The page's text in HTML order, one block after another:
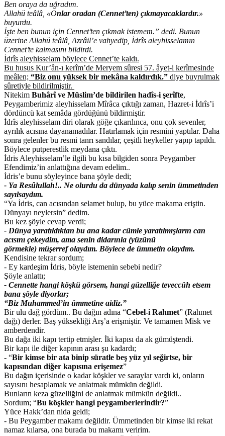
Ben oraya da uğradım.
Allahü teâlâ, «Onlar oradan (Cennet’ten) çıkmayacaklardır.»
buyurdu.
İşte ben bunun için Cennet’ten çıkmak istemem.” dedi. Bunun
üzerine Allahü teâlâ, Azrâil’e vahyedip, İdrîs aleyhisselamın
Cennet’te kalmasını bildirdi.
İdrîs aleyhisselam böylece Cennet’te kaldı.
Bu husus Kur’ân-ı kerîm’de Meryem sûresi 57. âyet-i kerîmesinde
meâlen; “Biz onu yüksek bir mekâna kaldırdık.” diye buyrulmak
sûretiyle bildirilmiştir.
Nitekim Buhârî ve Müslim’de bildirilen hadîs-i şerîfte,
Peygamberimiz aleyhisselam Mîrâca çıktığı zaman, Hazret-i İdrîs’i
dördüncü kat semâda gördüğünü bildirmiştir.
İdrîs aleyhisselam diri olarak göğe çıkarılınca, onu çok sevenler,
ayrılık acısına dayanamadılar. Hatırlamak için resmini yaptılar. Daha
sonra gelenler bu resmi tanrı sandılar, çeşitli heykeller yapıp tapıldı.
Böylece putperestlik meydana çıktı.
İdris Aleyhisselam’le ilgili bu kısa bilgiden sonra Peygamber
Efendimiz’in anlattığına devam edelim..
İdris’e bunu söyleyince bana şöyle dedi;
- Ya Resûlullah!.. Ne olurdu da dünyada kalıp senin ümmetinden
sayılsaydım.
“Ya İdris, can acısından selamet bulup, bu yüce makama eriştin.
Dünyayı neylersin” dedim.
Bu kez şöyle cevap verdi;
- Dünya yaratıldıktan bu ana kadar cümle yaratılmışların can
acısını çekeydim, ama senin didarınla (yüzünü
görmekle) müşerref olaydım. Böylece de ümmetin olaydım.
Kendisine tekrar sordum;
- Ey kardeşim İdris, böyle istemenin sebebi nedir?
Şöyle anlattı;
- Cennette hangi köşkü görsem, hangi güzelliğe teveccüh etsem
bana şöyle diyorlar;
“Biz Muhammed’in ümmetine aidiz.”
Bir ulu dağ gördüm.. Bu dağın adına “Cebel-i Rahmet” (Rahmet
dağı) derler. Baş yüksekliği Arş’a erişmiştir. Ve tamamen Misk ve
amberdendir.
Bu dağa iki kapı tertip etmişler. İki kapısı da ak gümüştendi.
Bir kapı ile diğer kapının arası şu kadardı;
- “Bir kimse bir ata binip süratle beş yüz yıl seğirtse, bir
kapısından diğer kapısına erişemez”
Bu dağın içerisinde o kadar köşkler ve saraylar vardı ki, onların
sayısını hesaplamak ve anlatmak mümkün değildi.
Bunların keza güzelliğini de anlatmak mümkün değildi..
Sordum; “Bu köşkler hangi peygamberlerindir?”
Yüce Hakk’dan nida geldi;
- Bu Peygamber makamı değildir. Ümmetinden bir kimse iki rekat
namaz kılarsa, ona burada bu makamı veririm.